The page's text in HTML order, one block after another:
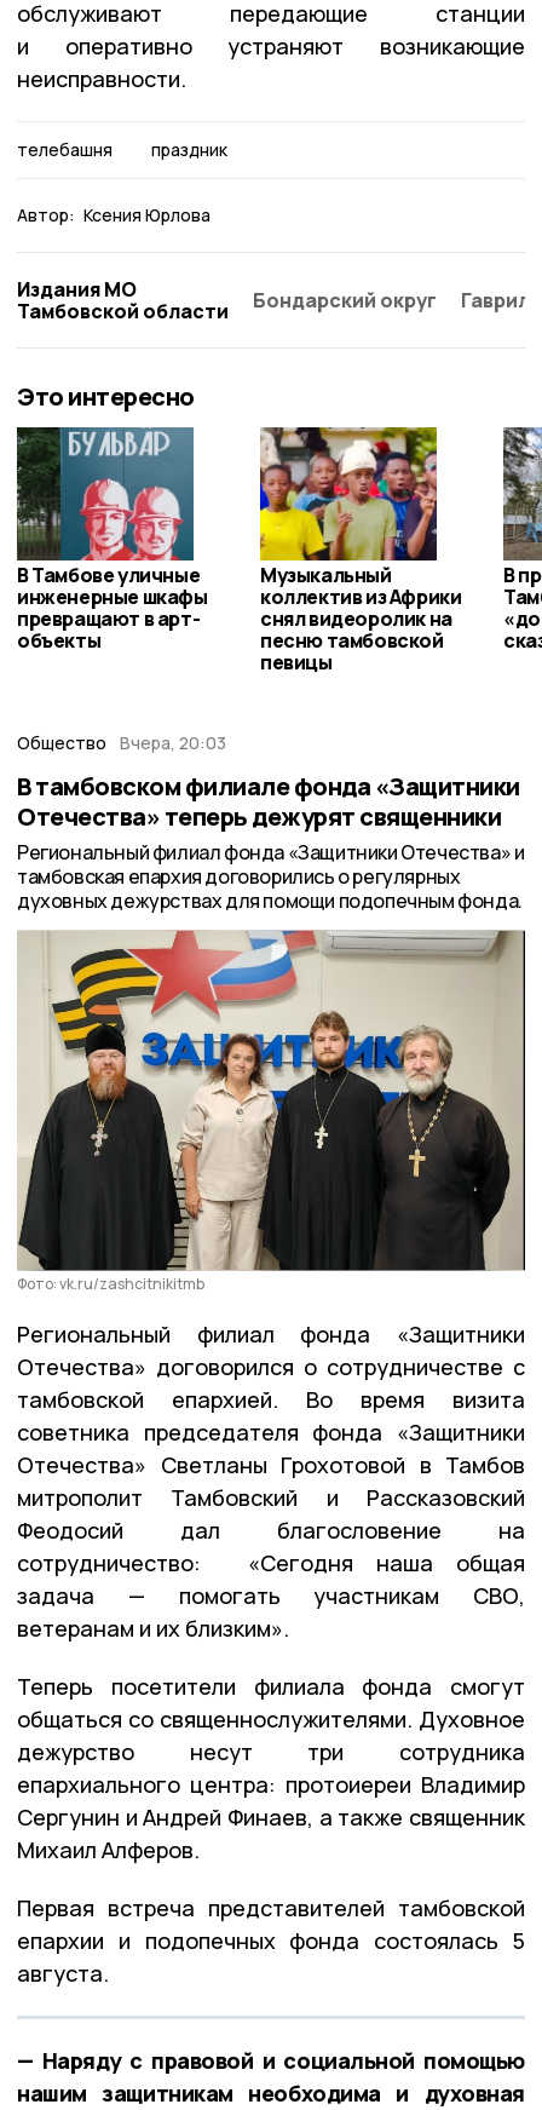
обслуживают передающие станции
и оперативно устраняют возникающие
неисправности.
телебашня праздник
Автор: Ксения Юрлова
Издания МО
Тамбовской области
Бондарский округ
Это интересно
В Тамбове уличные
инженерные шкафы
превращают в арт-
объекты
Музыкальный
коллектив из Африки
снял видеоролик на
песню тамбовской
певицы
В
Общество Вчера, 20:03
В тамбовском филиале фонда «Защитники
Отечества» теперь дежурят священники
Региональный филиал фонда «Защитники Отечества» и
тамбовская епархия договорились о регулярных
духовных дежурствах для помощи подопечным фонда.
Фото: vk.ru/zashcitnikitmb
Региональный филиал фонда «Защитники
Отечества» договорился о сотрудничестве с
тамбовской епархией. Во время визита
советника председателя фонда «Защитники
Отечества» Светланы Грохотовой в Тамбов
митрополит Тамбовский и Рассказовский
Феодосий дал благословение на
сотрудничество: «Сегодня наша общая
задача — помогать участникам СВО,
ветеранам и их близким».
Теперь посетители филиала фонда смогут
общаться со священнослужителями. Духовное
дежурство несут три сотрудника
епархиального центра: протоиереи Владимир
Сергунин и Андрей Финаев, а также священник
Михаил Алферов.
Первая встреча представителей тамбовской
епархии и подопечных фонда состоялась 5
августа.
— Наряду с правовой и социальной помощью
нашим защитникам необходима и духовная